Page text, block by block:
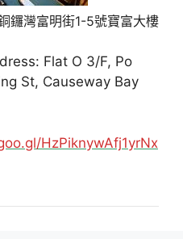
鑼灣富明街1-5號寶富大樓
Flat O 3/F, Po
St, Causeway Bay
HzPiknywAfj1yrNx